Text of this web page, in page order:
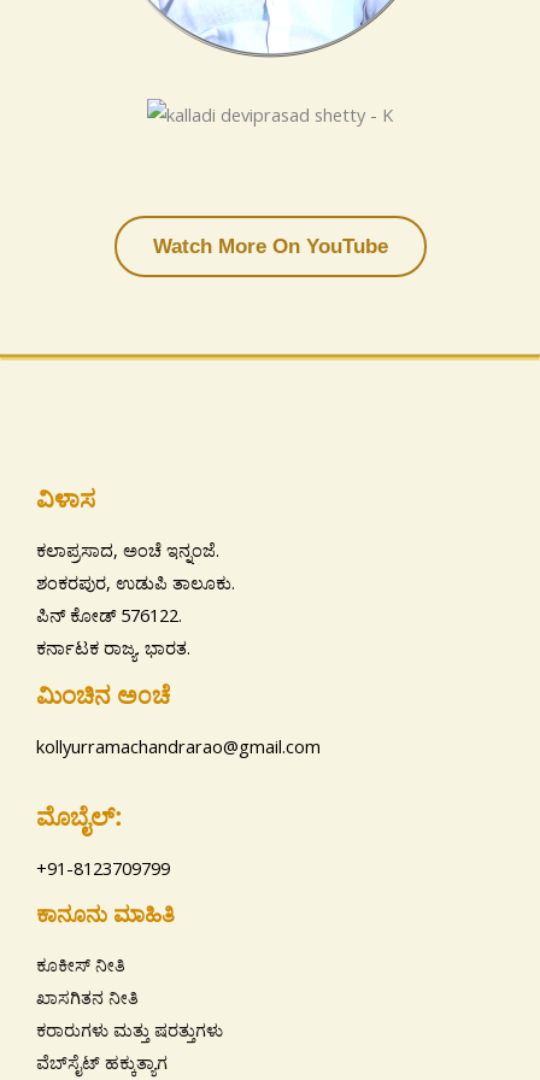
Watch More On YouTube
ವಿಳಾಸ
ಕಲಾಪ್ರಸಾದ, ಅಂಚೆ ಇನ್ನಂಜೆ.
ಶಂಕರಪುರ, ಉಡುಪಿ ತಾಲೂಕು.
ಪಿನ್ ಕೋಡ್ 576122.
ಕರ್ನಾಟಕ ರಾಜ್ಯ. ಭಾರತ.
ಮಿಂಚಿನ ಅ೦ಚೆ
kollyurramachandrarao@gmail.com
ಮೊಬೈಲ್:
+91-8123709799
ಕಾನೂನು ಮಾಹಿತಿ
ಕೂಕೀಸ್ ನೀತಿ
ಖಾಸಗಿತನ ನೀತಿ
ಕರಾರುಗಳು ಮತ್ತು ಷರತ್ತುಗಳು
ವೆಬ್‌ಸೈಟ್ ಹಕ್ಕುತ್ಯಾಗ